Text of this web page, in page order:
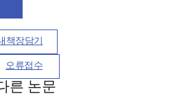
책장담기
오류접수
른 논문